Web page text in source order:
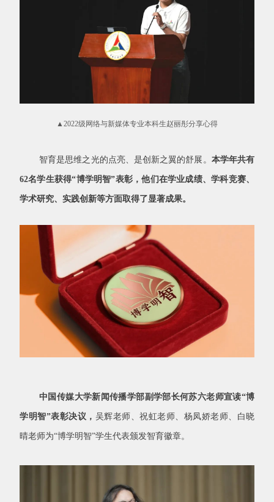
▲2022级网络与新媒体专业本科生赵丽彤分享心得
智育是思维之光的点亮、是创新之翼的舒展。 本学年共有
62名学生获得“博学明智”表彰，他们在学业成绩、学科竞赛、
学术研究、实践创新等方面取得了显著成果。
中国传媒大学新闻传播学部副学部长何苏六老师宣读“博
学明智”表彰决议， 吴辉老师、祝虹老师、杨凤娇老师、白晓
晴老师为“博学明智”学生代表颁发智育徽章。